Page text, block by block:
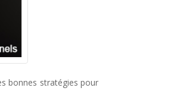
bonnes stratégies pour